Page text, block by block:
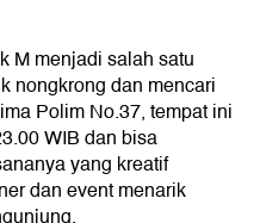
M menjadi salah satu
nongkrong dan mencari
Polim No.37, tempat ini
WIB dan bisa
yang kreatif
dan event menarik